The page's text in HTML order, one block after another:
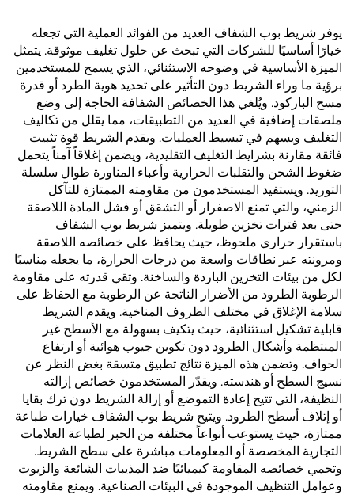
يوفر شريط بوب الشفاف العديد من الفوائد العملية التي تجعله
خيارًا أساسيًا للشركات التي تبحث عن حلول تغليف موثوقة. يتمثل
الميزة الأساسية في وضوحه الاستثنائي، الذي يسمح للمستخدمين
برؤية ما وراء الشريط دون التأثير على تحديد هوية الطرد أو قدرة
مسح الباركود. ويُلغي هذا الخصائص الشفافة الحاجة إلى وضع
ملصقات إضافية في العديد من التطبيقات، مما يقلل من تكاليف
التغليف ويسهم في تبسيط العمليات. ويقدم الشريط قوة تثبيت
فائقة مقارنة بشرايط التغليف التقليدية، ويضمن إغلاقاً آمناً يتحمل
ضغوط الشحن والتقلبات الحرارية وأعباء المناورة طوال سلسلة
التوريد. ويستفيد المستخدمون من مقاومته الممتازة للتآكل
الزمني، والتي تمنع الاصفرار أو التشقق أو فشل المادة اللاصقة
حتى بعد فترات تخزين طويلة. ويتميز شريط بوب الشفاف
باستقرار حراري ملحوظ، حيث يحافظ على خصائصه اللاصقة
ومرونته عبر نطاقات واسعة من درجات الحرارة، ما يجعله مناسبًا
لكل من بيئات التخزين الباردة والساخنة. وتقي قدرته على مقاومة
الرطوبة الطرود من الأضرار الناتجة عن الرطوبة مع الحفاظ على
سلامة الإغلاق في مختلف الظروف المناخية. ويقدم الشريط
قابلية تشكيل استثنائية، حيث يتكيف بسهولة مع الأسطح غير
المنتظمة وأشكال الطرود دون تكوين جيوب هوائية أو ارتفاع
الحواف. وتضمن هذه الميزة نتائج تطبيق متسقة بغض النظر عن
نسيج السطح أو هندسته. ويقدّر المستخدمون خصائص إزالته
النظيفة، التي تتيح إعادة التموضع أو إزالة الشريط دون ترك بقايا
أو إتلاف أسطح الطرود. ويتيح شريط بوب الشفاف خيارات طباعة
ممتازة، حيث يستوعب أنواعاً مختلفة من الحبر لطباعة العلامات
التجارية المخصصة أو المعلومات مباشرة على سطح الشريط.
وتحمي خصائصه المقاومة كيميائيًا ضد المذيبات الشائعة والزيوت
وعوامل التنظيف الموجودة في البيئات الصناعية. ويمنع مقاومته